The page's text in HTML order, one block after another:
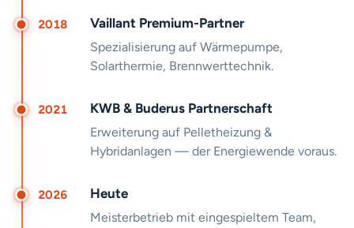
2018 Vaillant Premium-Partner
Spezialisierung auf Wärmepumpe,
Solarthermie, Brennwerttechnik.
2021 KWB & Buderus Partnerschaft
Erweiterung auf Pelletheizung &
Hybridanlagen — der Energiewende voraus.
2026 Heute
Meisterbetrieb mit eingespieltem Team,